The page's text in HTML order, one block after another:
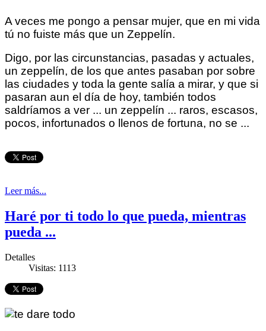
A veces me pongo a pensar mujer, que en mi vida
tú no fuiste más que un Zeppelín.
Digo, por las circunstancias, pasadas y actuales,
un zeppelín, de los que antes pasaban por sobre
las ciudades y toda la gente salía a mirar, y que si
pasaran aun el día de hoy, también todos
saldríamos a ver ... un zeppelín ... raros, escasos,
pocos, infortunados o llenos de fortuna, no se ...
Leer más...
Haré por ti todo lo que pueda, mientras
pueda ...
Detalles
Visitas: 1113